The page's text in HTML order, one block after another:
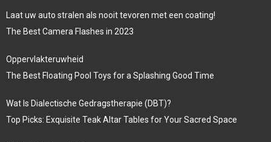
Laat uw auto stralen als nooit tevoren met een coating!
The Best Camera Flashes in 2023
Oppervlakteruwheid
The Best Floating Pool Toys for a Splashing Good Time
Wat Is Dialectische Gedragstherapie (DBT)?
Top Picks: Exquisite Teak Altar Tables for Your Sacred Space